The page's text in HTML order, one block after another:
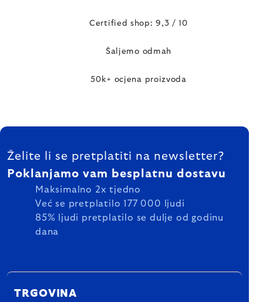
Certified shop: 9,3 / 10
Šaljemo odmah
50k+ ocjena proizvoda
FOOTER
Želite li se pretplatiti na newsletter?
Poklanjamo vam besplatnu dostavu
Maksimalno 2x tjedno
Već se pretplatilo 177 000 ljudi
85% ljudi pretplatilo se dulje od godinu
dana
TRGOVINA